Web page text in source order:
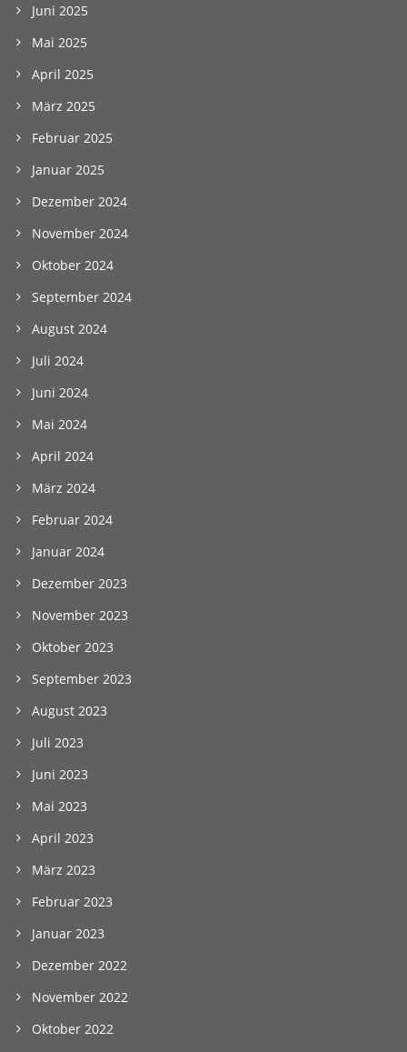
Juni 2025
Mai 2025
April 2025
März 2025
Februar 2025
Januar 2025
Dezember 2024
November 2024
Oktober 2024
September 2024
August 2024
Juli 2024
Juni 2024
Mai 2024
April 2024
März 2024
Februar 2024
Januar 2024
Dezember 2023
November 2023
Oktober 2023
September 2023
August 2023
Juli 2023
Juni 2023
Mai 2023
April 2023
März 2023
Februar 2023
Januar 2023
Dezember 2022
November 2022
Oktober 2022